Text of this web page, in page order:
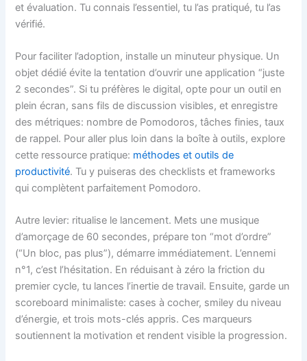
et évaluation. Tu connais l’essentiel, tu l’as pratiqué, tu l’as
vérifié.
Pour faciliter l’adoption, installe un minuteur physique. Un
objet dédié évite la tentation d’ouvrir une application “juste
2 secondes”. Si tu préfères le digital, opte pour un outil en
plein écran, sans fils de discussion visibles, et enregistre
des métriques: nombre de Pomodoros, tâches finies, taux
de rappel. Pour aller plus loin dans la boîte à outils, explore
cette ressource pratique: méthodes et outils de
productivité. Tu y puiseras des checklists et frameworks
qui complètent parfaitement Pomodoro.
Autre levier: ritualise le lancement. Mets une musique
d’amorçage de 60 secondes, prépare ton “mot d’ordre”
(“Un bloc, pas plus”), démarre immédiatement. L’ennemi
n°1, c’est l’hésitation. En réduisant à zéro la friction du
premier cycle, tu lances l’inertie de travail. Ensuite, garde un
scoreboard minimaliste: cases à cocher, smiley du niveau
d’énergie, et trois mots-clés appris. Ces marqueurs
soutiennent la motivation et rendent visible la progression.